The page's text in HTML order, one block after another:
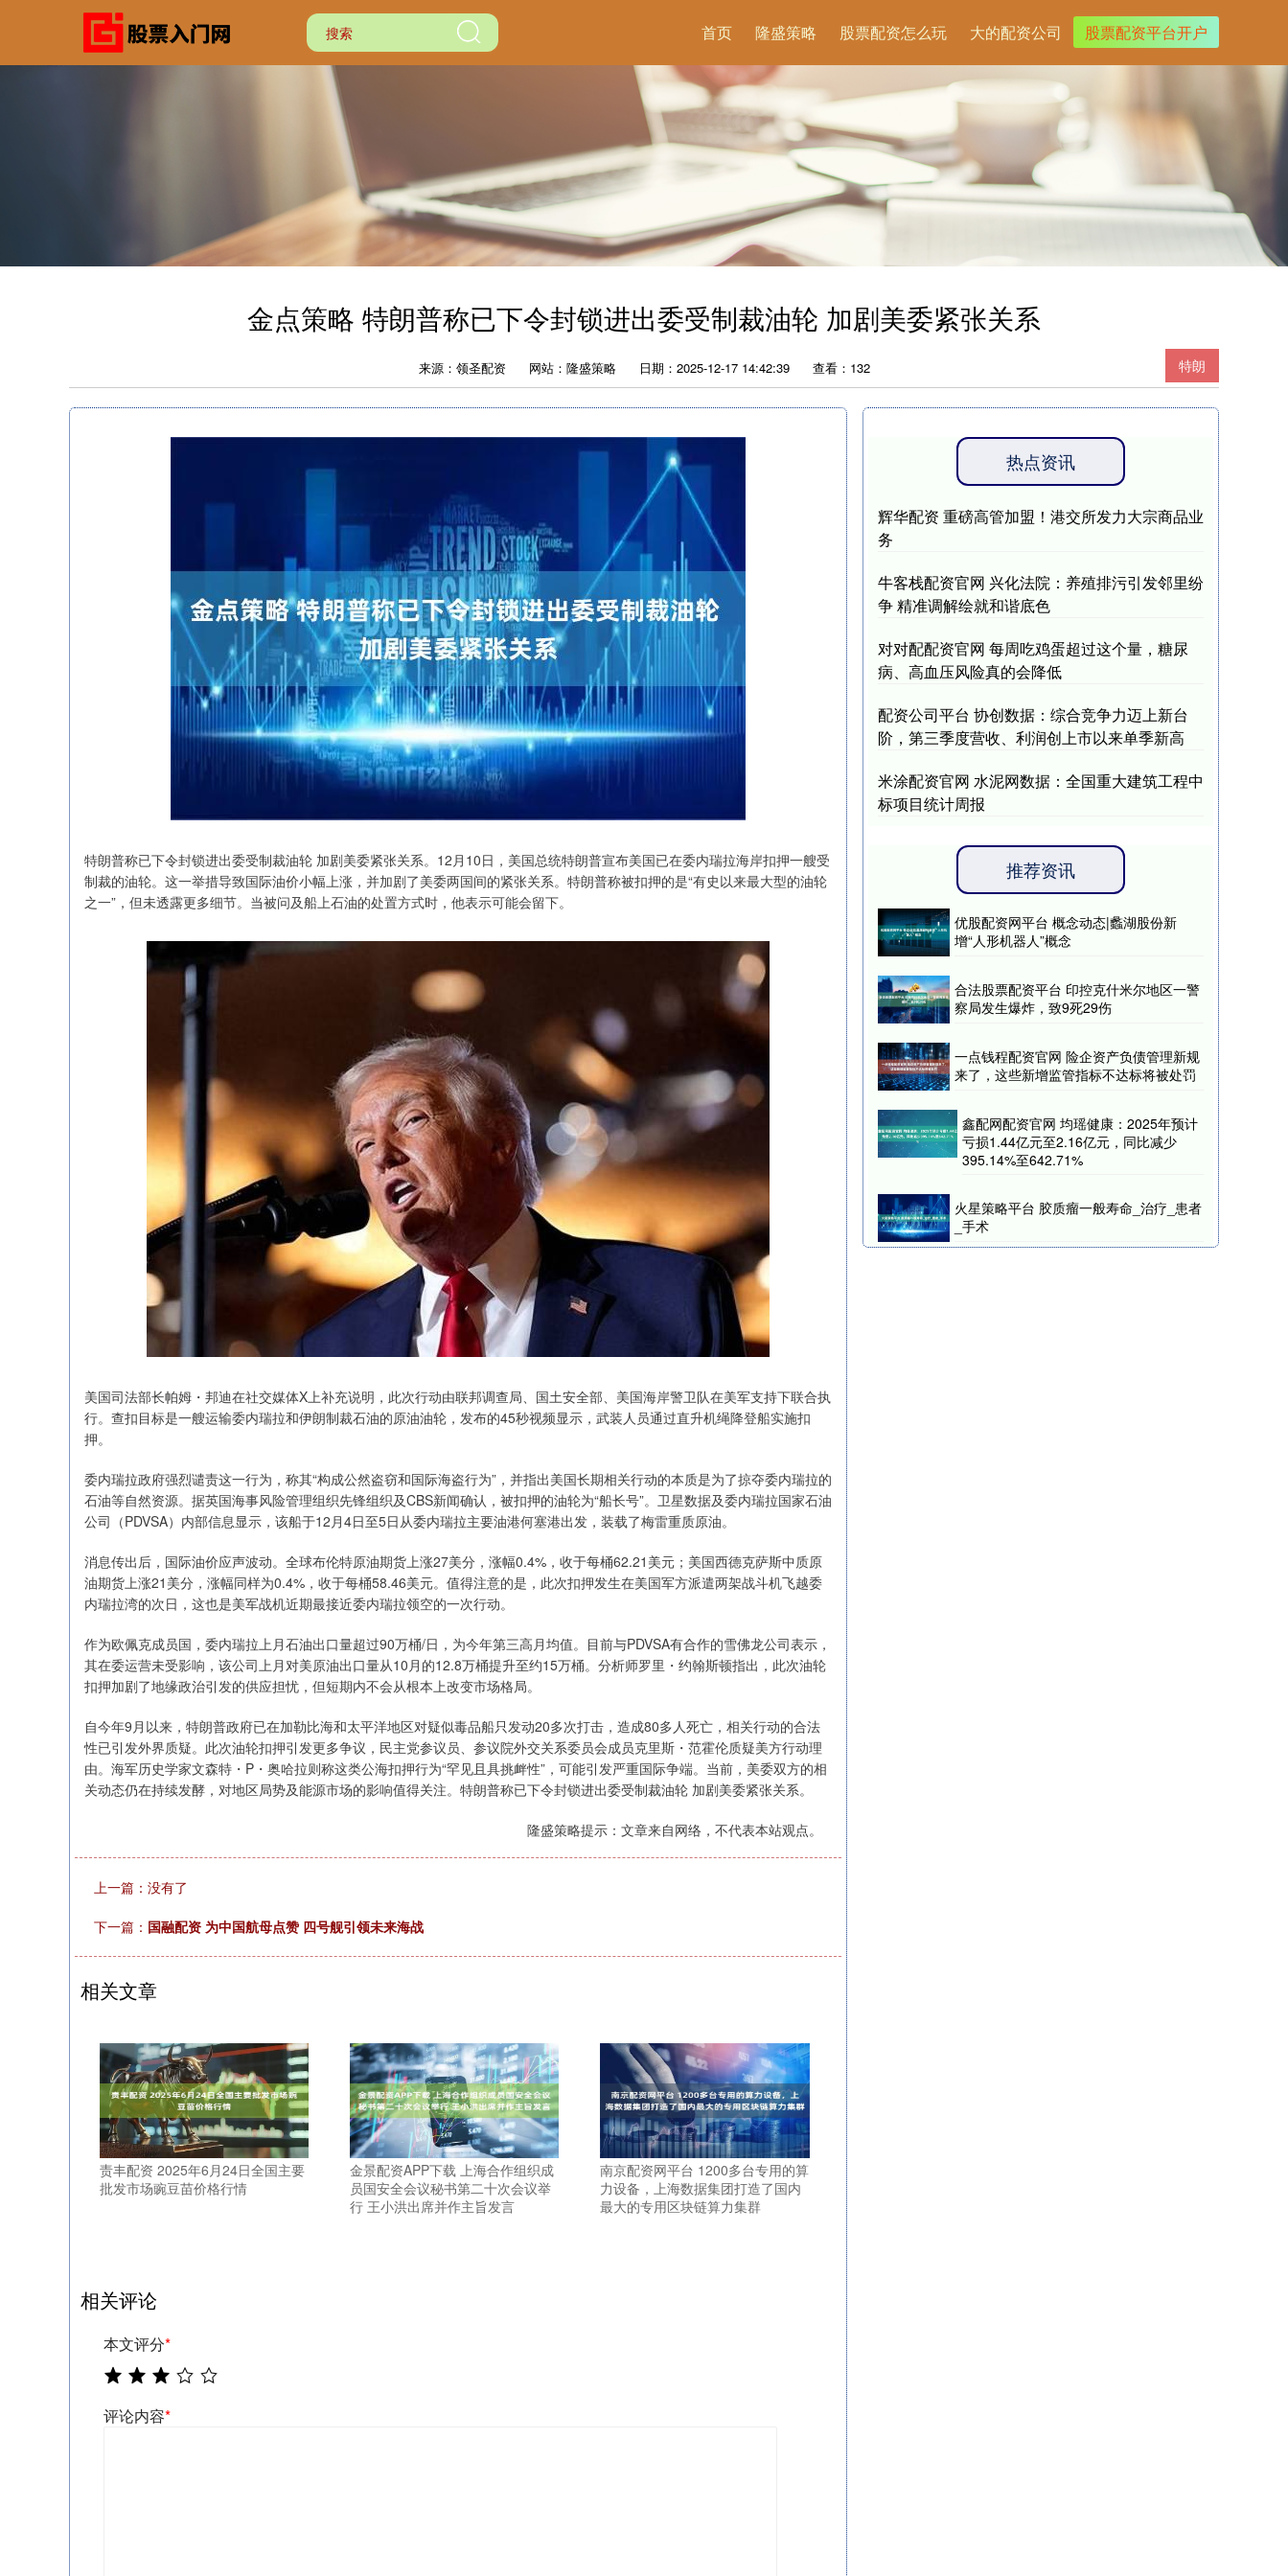
首页 隆盛策略 股票配资怎么玩 大的配资公司 股票配资平台开户
金点策略 特朗普称已下令封锁进出委受制裁油轮 加剧美委紧张关系
特朗
来源：领圣配资 网站：隆盛策略 日期：2025-12-17 14:42:39 查看：132
特朗普称已下令封锁进出委受制裁油轮 加剧美委紧张关系。12月10日，美国总统特朗普宣布美国已在委内瑞拉海岸扣押一艘受
制裁的油轮。这一举措导致国际油价小幅上涨，并加剧了美委两国间的紧张关系。特朗普称被扣押的是“有史以来最大型的油轮
之一”，但未透露更多细节。当被问及船上石油的处置方式时，他表示可能会留下。
美国司法部长帕姆・邦迪在社交媒体X上补充说明，此次行动由联邦调查局、国土安全部、美国海岸警卫队在美军支持下联合执
行。查扣目标是一艘运输委内瑞拉和伊朗制裁石油的原油油轮，发布的45秒视频显示，武装人员通过直升机绳降登船实施扣
押。
委内瑞拉政府强烈谴责这一行为，称其“构成公然盗窃和国际海盗行为”，并指出美国长期相关行动的本质是为了掠夺委内瑞拉的
石油等自然资源。据英国海事风险管理组织先锋组织及CBS新闻确认，被扣押的油轮为“船长号”。卫星数据及委内瑞拉国家石油
公司（PDVSA）内部信息显示，该船于12月4日至5日从委内瑞拉主要油港何塞港出发，装载了梅雷重质原油。
消息传出后，国际油价应声波动。全球布伦特原油期货上涨27美分，涨幅0.4%，收于每桶62.21美元；美国西德克萨斯中质原
油期货上涨21美分，涨幅同样为0.4%，收于每桶58.46美元。值得注意的是，此次扣押发生在美国军方派遣两架战斗机飞越委
内瑞拉湾的次日，这也是美军战机近期最接近委内瑞拉领空的一次行动。
作为欧佩克成员国，委内瑞拉上月石油出口量超过90万桶/日，为今年第三高月均值。目前与PDVSA有合作的雪佛龙公司表示，
其在委运营未受影响，该公司上月对美原油出口量从10月的12.8万桶提升至约15万桶。分析师罗里・约翰斯顿指出，此次油轮
扣押加剧了地缘政治引发的供应担忧，但短期内不会从根本上改变市场格局。
自今年9月以来，特朗普政府已在加勒比海和太平洋地区对疑似毒品船只发动20多次打击，造成80多人死亡，相关行动的合法
性已引发外界质疑。此次油轮扣押引发更多争议，民主党参议员、参议院外交关系委员会成员克里斯・范霍伦质疑美方行动理
由。海军历史学家文森特・P・奥哈拉则称这类公海扣押行为“罕见且具挑衅性”，可能引发严重国际争端。当前，美委双方的相
关动态仍在持续发酵，对地区局势及能源市场的影响值得关注。特朗普称已下令封锁进出委受制裁油轮 加剧美委紧张关系。
隆盛策略提示：文章来自网络，不代表本站观点。
上一篇：没有了
下一篇： 国融配资 为中国航母点赞 四号舰引领未来海战
相关文章
责丰配资 2025年6月24日全国主要
批发市场豌豆苗价格行情
金景配资APP下载 上海合作组织成
员国安全会议秘书第二十次会议举
行 王小洪出席并作主旨发言
南京配资网平台 1200多台专用的算
力设备，上海数据集团打造了国内
最大的专用区块链算力集群
相关评论
本文评分*
评论内容*
热点资讯
辉华配资 重磅高管加盟！港交所发力大宗商品业
务
牛客栈配资官网 兴化法院：养殖排污引发邻里纷
争 精准调解绘就和谐底色
对对配配资官网 每周吃鸡蛋超过这个量，糖尿
病、高血压风险真的会降低
配资公司平台 协创数据：综合竞争力迈上新台
阶，第三季度营收、利润创上市以来单季新高
米涂配资官网 水泥网数据：全国重大建筑工程中
标项目统计周报
推荐资讯
优股配资网平台 概念动态|蠡湖股份新
增“人形机器人”概念
合法股票配资平台 印控克什米尔地区一警
察局发生爆炸，致9死29伤
一点钱程配资官网 险企资产负债管理新规
来了，这些新增监管指标不达标将被处罚
鑫配网配资官网 均瑶健康：2025年预计
亏损1.44亿元至2.16亿元，同比减少
395.14%至642.71%
火星策略平台 胶质瘤一般寿命_治疗_患者
_手术